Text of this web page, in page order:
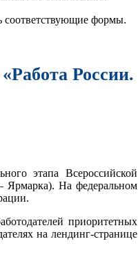
соответствующие формы.
России.
этапа Всероссийской
Ярмарка). На федеральном
приоритетных
на лендинг-странице